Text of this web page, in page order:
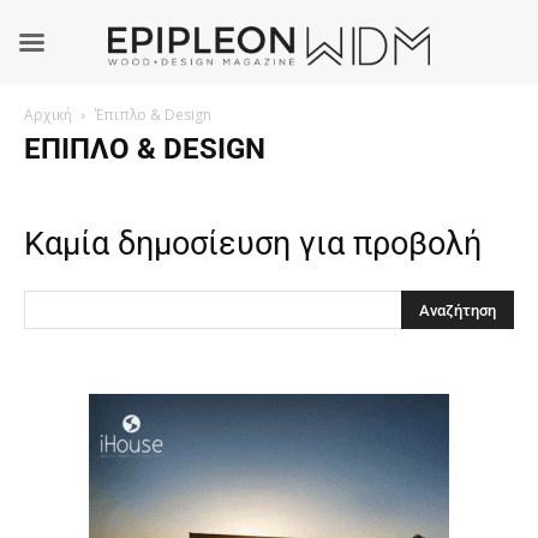
Αρχική Έπιπλο & Design
ΈΠΙΠΛΟ & DESIGN
Καμία δημοσίευση για προβολή